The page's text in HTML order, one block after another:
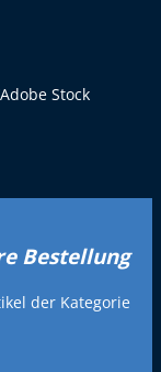
Stock
Bestellung
der Kategorie